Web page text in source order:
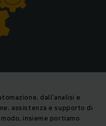
dall'analisi e
assistenza e supporto di
insieme portiamo